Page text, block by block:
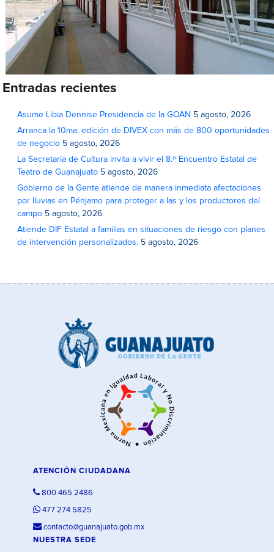
Entradas recientes
Asume Libia Dennise Presidencia de la GOAN 5 agosto, 2026
Arranca la 10ma. edición de DIVEX con más de 800 oportunidades
de negocio 5 agosto, 2026
La Secretaría de Cultura invita a vivir el 8.º Encuentro Estatal de
Teatro de Guanajuato 5 agosto, 2026
Gobierno de la Gente atiende de manera inmediata afectaciones
por lluvias en Pénjamo para proteger a las y los productores del
campo 5 agosto, 2026
Atiende DIF Estatal a familias en situaciones de riesgo con planes
de intervención personalizados. 5 agosto, 2026
ATENCIÓN CIUDADANA
800 465 2486
477 274 5825
contacto@guanajuato.gob.mx
NUESTRA SEDE